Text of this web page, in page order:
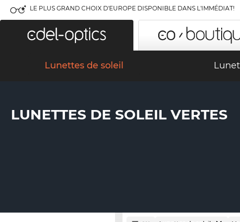
LE PLUS GRAND CHOIX D'EUROPE DISPONIBLE DANS L'IMMÉDIAT!
Lunettes de soleil
LUNETTES DE SOLEIL VERTES